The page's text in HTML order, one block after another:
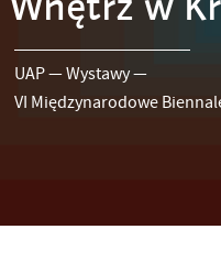
UAP—Wystawy—
VI Międzynarodowe